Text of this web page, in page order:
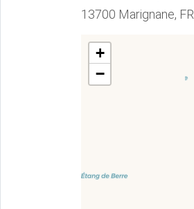
13700 Marignane, FR
+
−